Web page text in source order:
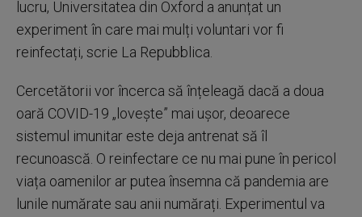
lucru, Universitatea din Oxford a anunțat un
experiment în care mai mulți voluntari vor fi
reinfectați, scrie La Repubblica.
Cercetătorii vor încerca să înțeleagă dacă a doua
oară COVID-19 „lovește” mai ușor, deoarece
sistemul imunitar este deja antrenat să îl
recunoască. O reinfectare ce nu mai pune în pericol
viața oamenilor ar putea însemna că pandemia are
lunile numărate sau anii numărați. Experimentul va